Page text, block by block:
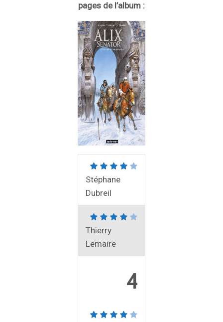
pages de l’album :
Stéphane
Dubreil
Thierry
Lemaire
4